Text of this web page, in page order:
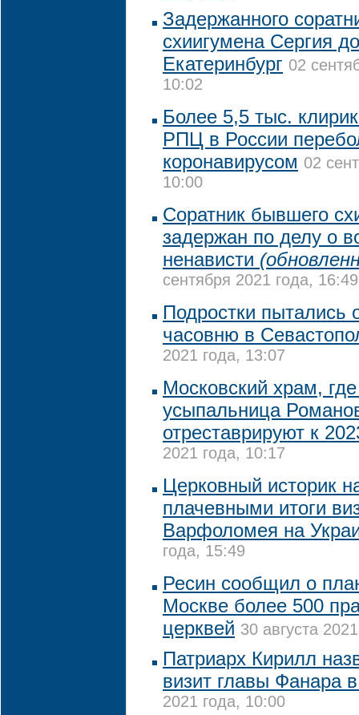
Задержанного
схиигумена Сергия
Екатеринбург 02
10:02
Более 5,5 тыс.
РПЦ в России
коронавирусом 02
10:00
Соратник бывшего
задержан по делу о
ненависти
сентября 2021 года, 16:49
Подростки пытались
часовню в
2021 года, 13:07
Московский храм,
усыпальница
отреставрируют к
2021 года, 10:17
Церковный историк
плачевными итоги
Варфоломея на
года, 15:49
Ресин сообщил о
Москве более 500
церквей 30 августа
Патриарх Кирилл
визит главы Фанара
2021 года, 10:00